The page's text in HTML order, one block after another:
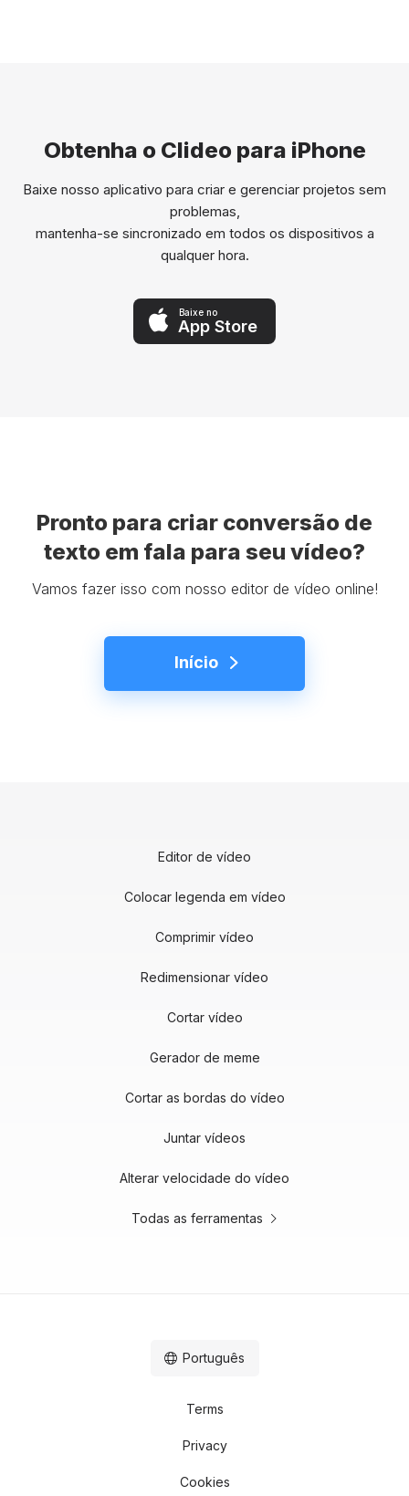
Obtenha o Clideo para iPhone
Baixe nosso aplicativo para criar e gerenciar projetos sem
problemas,
mantenha-se sincronizado em todos os dispositivos a
qualquer hora.
Baixe no
App Store
Pronto para criar conversão de
texto em fala para seu vídeo?
Vamos fazer isso com nosso editor de vídeo online!
Início
Editor de vídeo
Colocar legenda em vídeo
Comprimir vídeo
Redimensionar vídeo
Cortar vídeo
Gerador de meme
Cortar as bordas do vídeo
Juntar vídeos
Alterar velocidade do vídeo
Todas as ferramentas
Terms
Privacy
Cookies
Português